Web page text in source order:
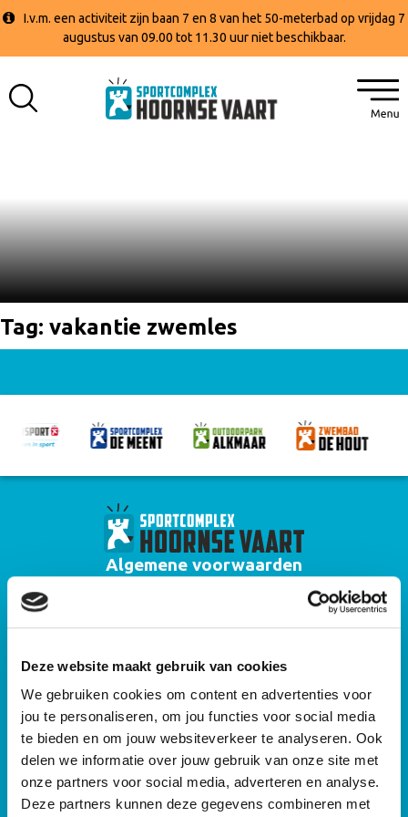
Deze website maakt gebruik van cookies
We gebruiken cookies om content en advertenties voor
jou te personaliseren, om jou functies voor social media
te bieden en om jouw websiteverkeer te analyseren. Ook
delen we informatie over jouw gebruik van onze site met
onze partners voor social media, adverteren en analyse.
Deze partners kunnen deze gegevens combineren met
I.v.m. een activiteit zijn baan 7 en 8 van het 50-meterbad op vrijdag 7
augustus van 09.00 tot 11.30 uur niet beschikbaar.
Tag: vakantie zwemles
Algemene voorwaarden
Privacyverklaring
Algemene voorwaarden gebruik sportaccommodaties Alkmaar Sport
Algemene huisregels sportaccommodaties Alkmaar Sport
Cameraprotocol